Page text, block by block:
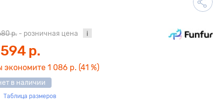
р. - розничная цена
р.
экономите 1 086 р. (41 %)
в наличии
Таблица размеров